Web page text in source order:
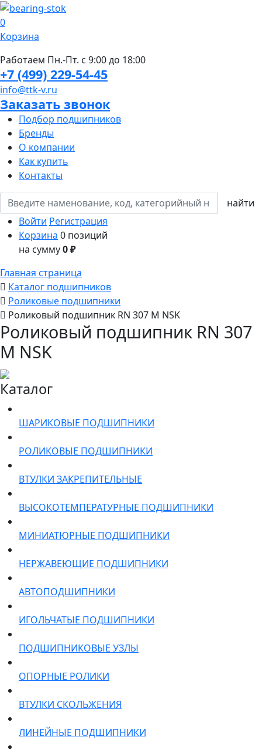
0
Корзина
Работаем Пн.-Пт. с 9:00 до 18:00
+7 (499) 229-54-45
info@ttk-v.ru
Заказать звонок
Подбор подшипников
Бренды
О компании
Как купить
Контакты
Войти Регистрация
Корзина 0 позиций
на сумму0 ₽
Главная страница
Каталог подшипников
Роликовые подшипники
Роликовый подшипник RN 307 M NSK
Роликовый подшипник RN 307
M NSK
Каталог
ШАРИКОВЫЕ ПОДШИПНИКИ
РОЛИКОВЫЕ ПОДШИПНИКИ
ВТУЛКИ ЗАКРЕПИТЕЛЬНЫЕ
ВЫСОКОТЕМПЕРАТУРНЫЕ ПОДШИПНИКИ
МИНИАТЮРНЫЕ ПОДШИПНИКИ
НЕРЖАВЕЮЩИЕ ПОДШИПНИКИ
АВТОПОДШИПНИКИ
ИГОЛЬЧАТЫЕ ПОДШИПНИКИ
ПОДШИПНИКОВЫЕ УЗЛЫ
ОПОРНЫЕ РОЛИКИ
ВТУЛКИ СКОЛЬЖЕНИЯ
ЛИНЕЙНЫЕ ПОДШИПНИКИ